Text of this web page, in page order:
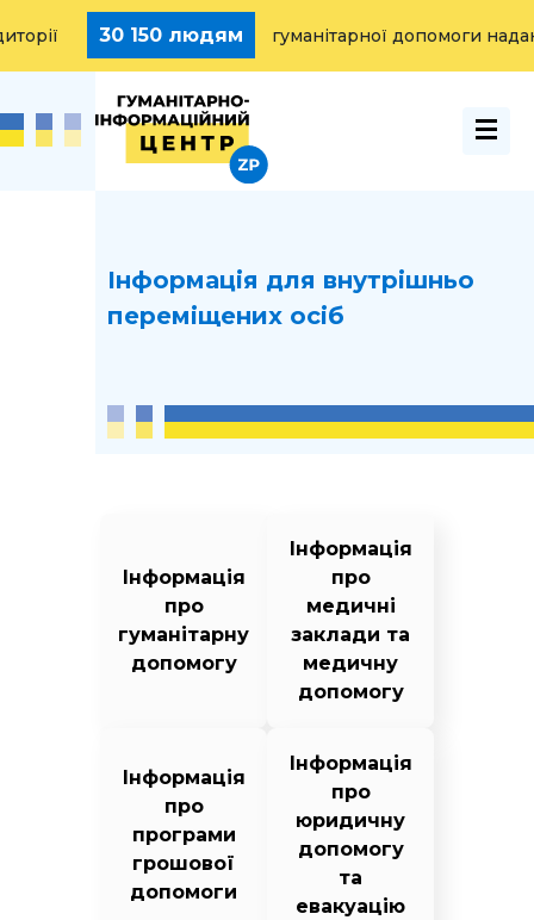
людям гуманітарної допомоги надано 15 000
Інформація для внутрішньо
переміщених осіб
Інформація
про
гуманітарну
допомогу
Інформація
про
медичні
заклади та
медичну
допомогу
Інформація
про
програми
грошової
допомоги
Інформація
про
юридичну
допомогу
та
евакуацію